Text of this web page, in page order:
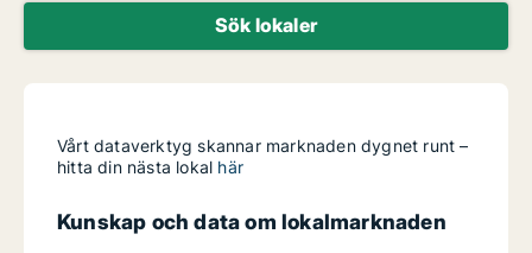
Sök lokaler
Vårt dataverktyg skannar marknaden dygnet runt –
hitta din nästa lokal här
Kunskap och data om lokalmarknaden